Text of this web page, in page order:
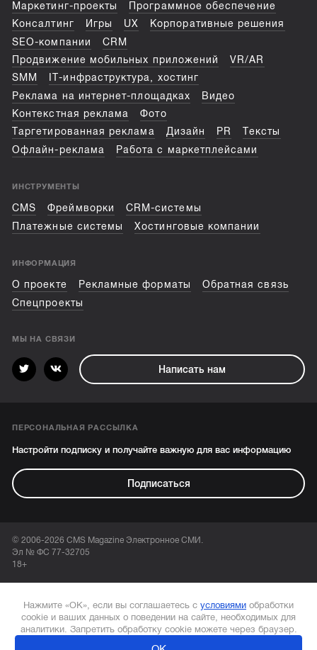
Маркетинг-проекты
Программное обеспечение
Консалтинг
Игры UX
Корпоративные решения
SEO-компании
CRM
Продвижение мобильных приложений
VR/AR
SMM
IT-инфраструктура, хостинг
Реклама на интернет-площадках
Видео
Контекстная реклама
Фото
Таргетированная реклама
Дизайн PR
Тексты
Офлайн-реклама
Работа с маркетплейсами
ИНСТРУМЕНТЫ
CMS Фреймворки
CRM-системы
Платежные системы
Хостинговые компании
ИНФОРМАЦИЯ
О проекте Рекламные форматы
Обратная связь
Спецпроекты
МЫ НА СВЯЗИ
Написать нам
ПЕРСОНАЛЬНАЯ РАССЫЛКА
Настройти подписку и получайте важную для вас информацию
Подписаться
© 2006-2026 CMS Magazine Электронное СМИ.
Эл № ФС 77-32705
18+
Нажмите «ОК», если вы соглашаетесь с условиями обработки
cookie и ваших данных о поведении на сайте, необходимых для
аналитики. Запретить обработку cookie можете через браузер.